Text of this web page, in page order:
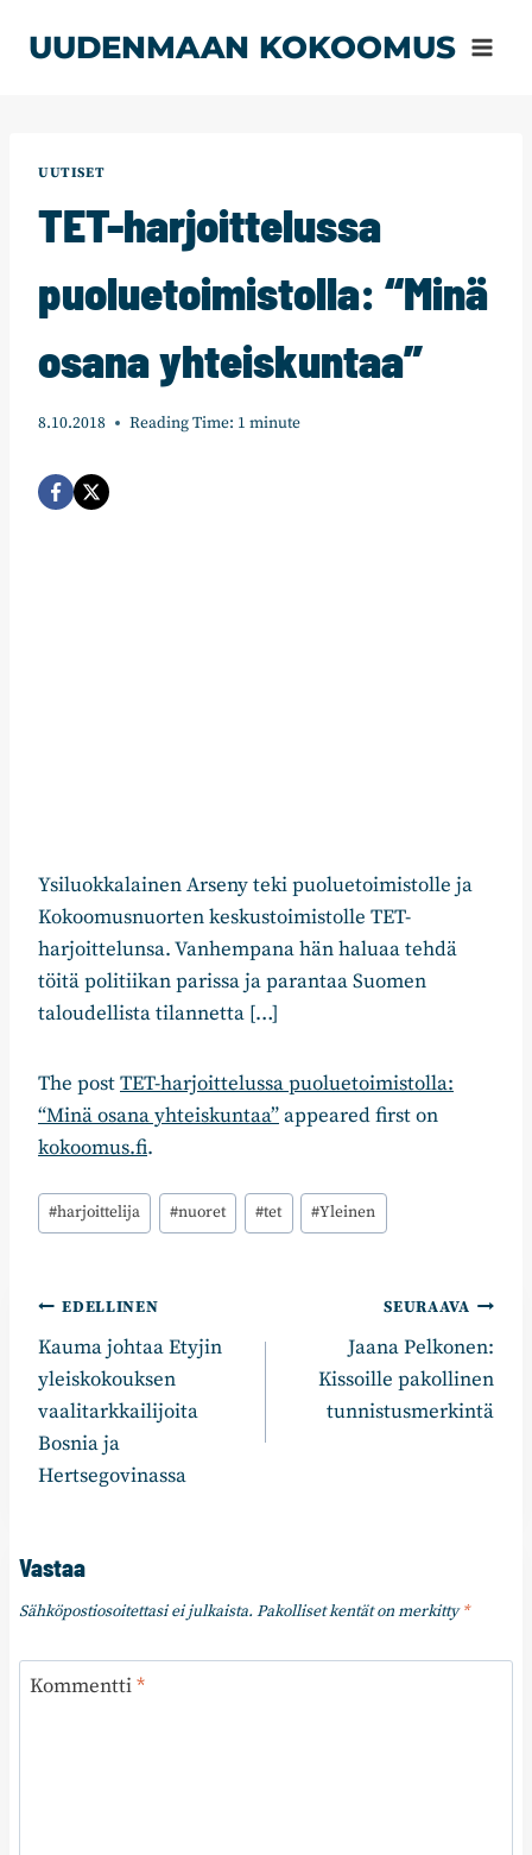
sisältöön
UUDENMAAN KOKOOMUS
UUTISET
TET-harjoittelussa
puoluetoimistolla: “Minä
osana yhteiskuntaa”
8.10.2018 Reading Time: 1 minute
Ysiluokkalainen Arseny teki puoluetoimistolle ja
Kokoomusnuorten keskustoimistolle TET-
harjoittelunsa. Vanhempana hän haluaa tehdä
töitä politiikan parissa ja parantaa Suomen
taloudellista tilannetta […]
The postTET-harjoittelussa puoluetoimistolla:
“Minä osana yhteiskuntaa”appeared first on
kokoomus.fi.
Avainsanat:
#harjoittelija #nuoret #tet #Yleinen
Artikkelien
selaus
EDELLINEN
Kauma johtaa Etyjin
yleiskokouksen
vaalitarkkailijoita
Bosnia ja
Hertsegovinassa
SEURAAVA
Jaana Pelkonen:
Kissoille pakollinen
tunnistusmerkintä
Vastaa
Sähköpostiosoitettasi ei julkaista. Pakolliset kentät on merkitty*
Kommentti*